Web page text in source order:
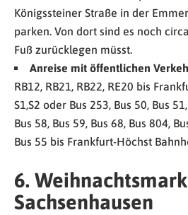
Königssteiner Straße in der
parken. Von dort sind es noch
Fuß zurücklegen müsst.
Anreise mit öffentlichen
RB12, RB21, RB22, RE20 bis
S1,S2 oder Bus 253, Bus 50, Bus
Bus 58, Bus 59, Bus 68, Bus 804,
Bus 55 bis Frankfurt-Höchst
6.
Sachsenhausen